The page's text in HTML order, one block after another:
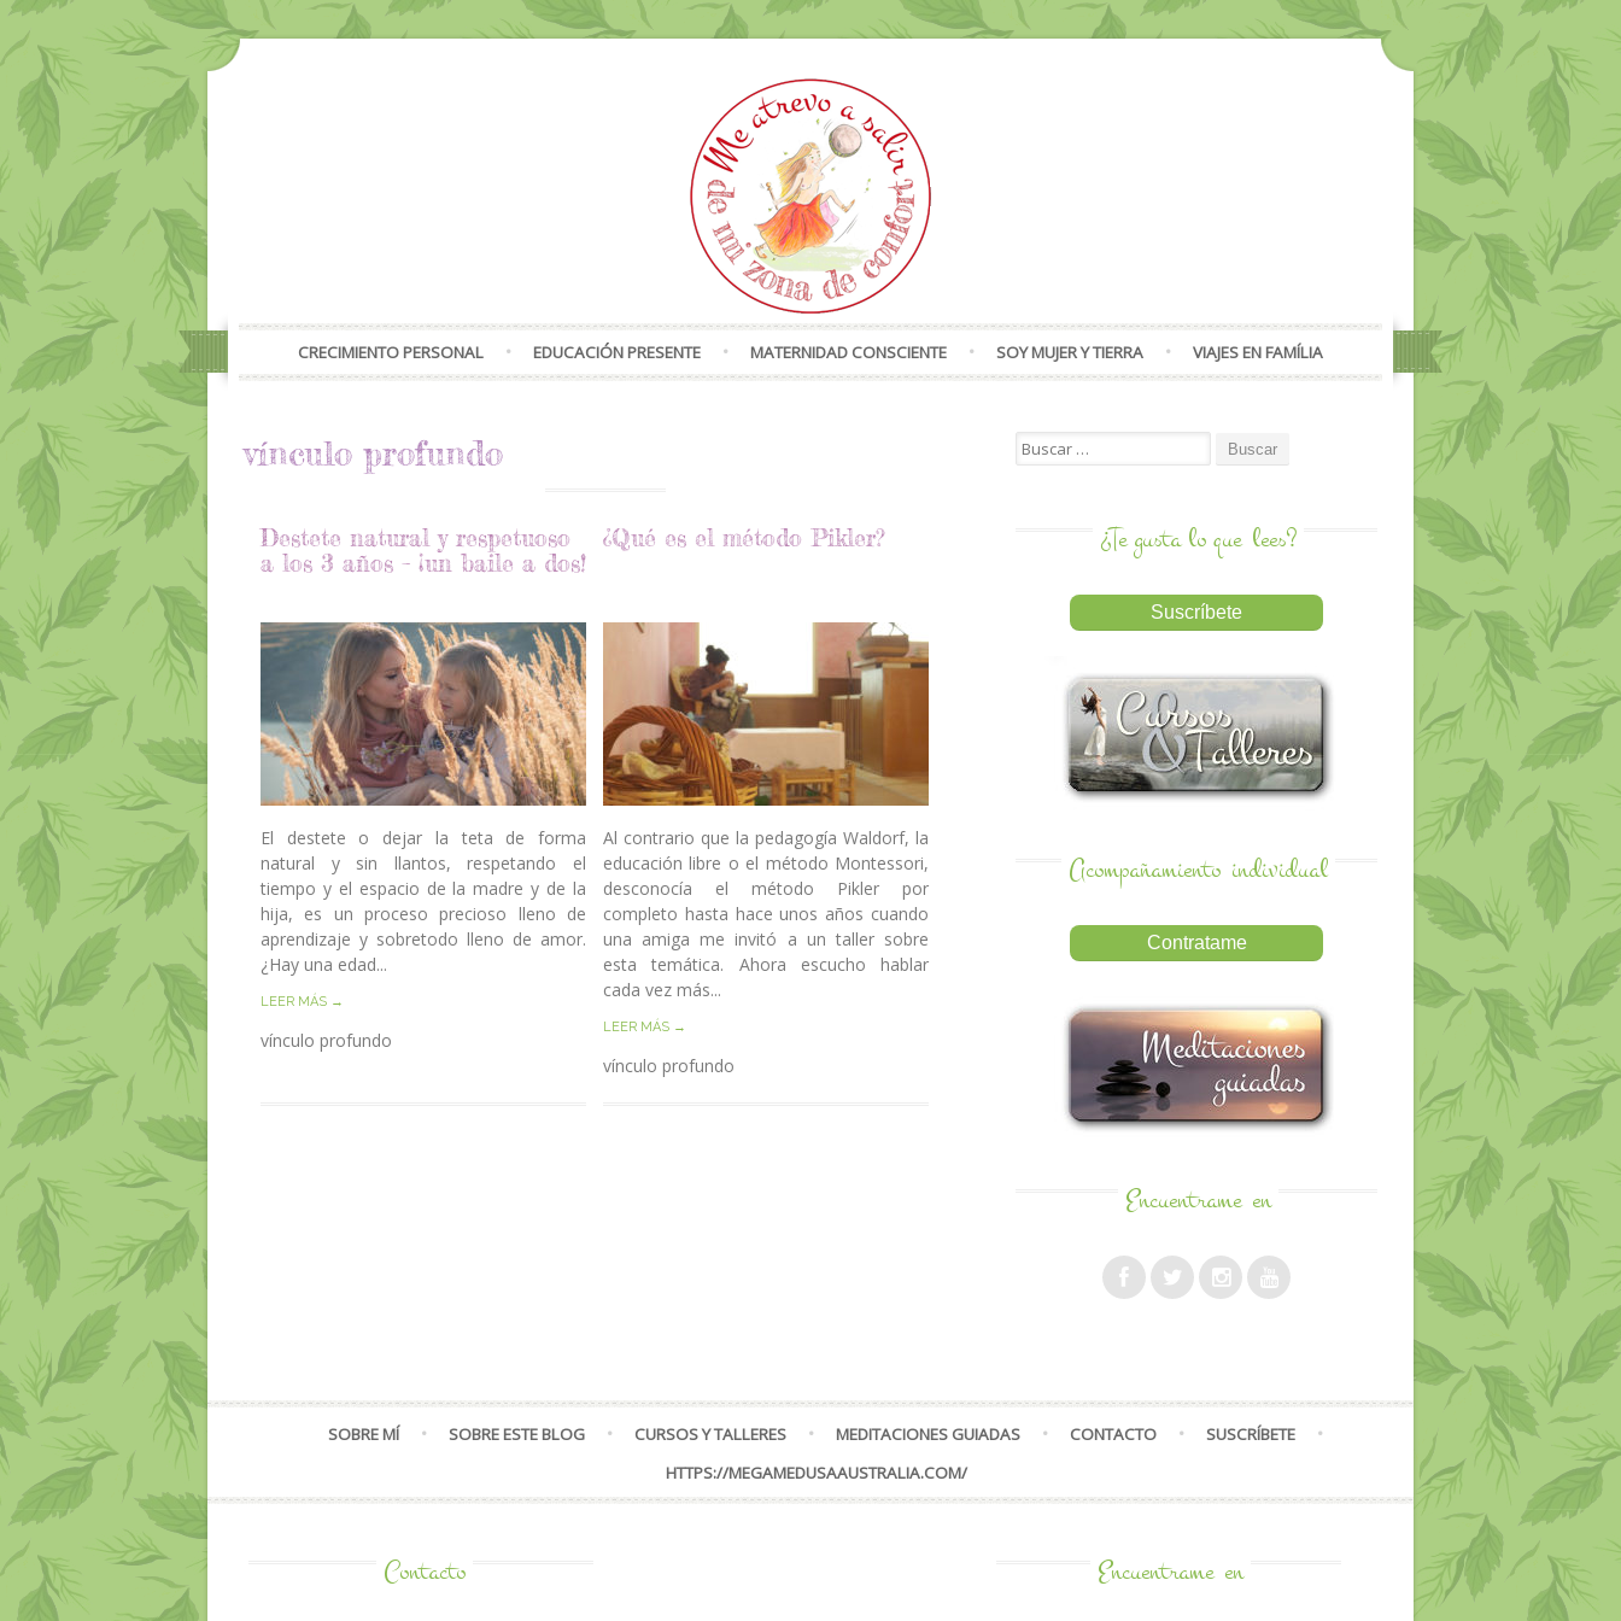
CRECIMIENTO PERSONAL EDUCACIÓN PRESENTE MATERNIDAD CONSCIENTE SOY MUJER Y TIERRA VIAJES EN FAMÍLIA
vínculo profundo
Destete natural y respetuoso
a los 3 años – ¡un baile a dos!
El destete o dejar la teta de forma
natural y sin llantos, respetando el
tiempo y el espacio de la madre y de la
hija, es un proceso precioso lleno de
aprendizaje y sobretodo lleno de amor.
¿Hay una edad...
LEER MÁS →
vínculo profundo
¿Qué es el método Pikler?
Al contrario que la pedagogía Waldorf, la
educación libre o el método Montessori,
desconocía el método Pikler por
completo hasta hace unos años cuando
una amiga me invitó a un taller sobre
esta temática. Ahora escucho hablar
cada vez más...
LEER MÁS →
vínculo profundo
Search for:
¿Te gusta lo que lees?
Acompañamiento individual
Encuentrame en
SOBRE MÍ SOBRE ESTE BLOG CURSOS Y TALLERES MEDITACIONES GUIADAS CONTACTO
SUSCRÍBETE
HTTPS://MEGAMEDUSAAUSTRALIA.COM/
Contacto Encuentrame en